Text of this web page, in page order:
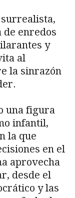
surrealista,
de enredos
y
al
la sinrazón
una figura
infantil,
la que
en el
aprovecha
desde el
y las